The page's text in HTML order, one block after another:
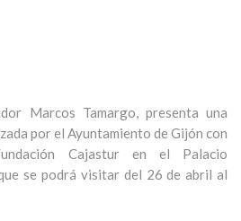
Marcos Tamargo, presenta una
por el Ayuntamiento de Gijón con
Cajastur en el Palacio
se podrá visitar del 26 de abril al